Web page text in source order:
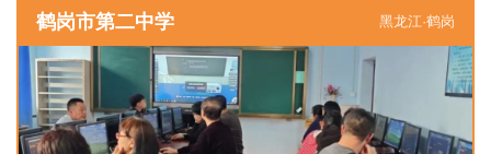
鹤岗市第二中学 黑龙江·鹤岗